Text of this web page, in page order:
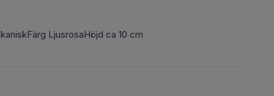
LjusrosaHöjd ca 10 cm